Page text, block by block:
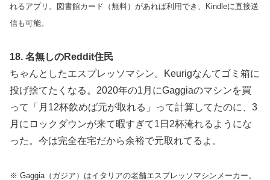
れるアプリ。図書館カード（無料）があれば利用でき、Kindleに直接送
信も可能。
18. 名無しのReddit住民
ちゃんとしたエスプレッソマシン。Keurigなんてゴミ箱に
投げ捨てたくなる。2020年の1月にGaggiaのマシンを買
って「月12杯飲めば元が取れる」って計算してたのに、3
月にロックダウンが来て暇すぎて1日2杯淹れるようにな
った。今は完全在宅だから余裕で元取れてるよ。
※ Gaggia（ガジア）はイタリアの老舗エスプレッソマシンメーカー。